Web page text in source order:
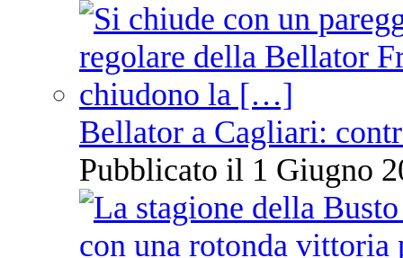
Bellator a Cagliari:
Pubblicato il 1 Giugno